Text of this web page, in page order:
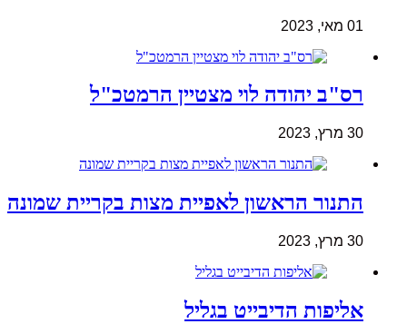
01 מאי, 2023
רס"ב יהודה לוי מצטיין הרמטכ"ל
30 מרץ, 2023
התנור הראשון לאפיית מצות בקריית שמונה
30 מרץ, 2023
אליפות הדיבייט בגליל